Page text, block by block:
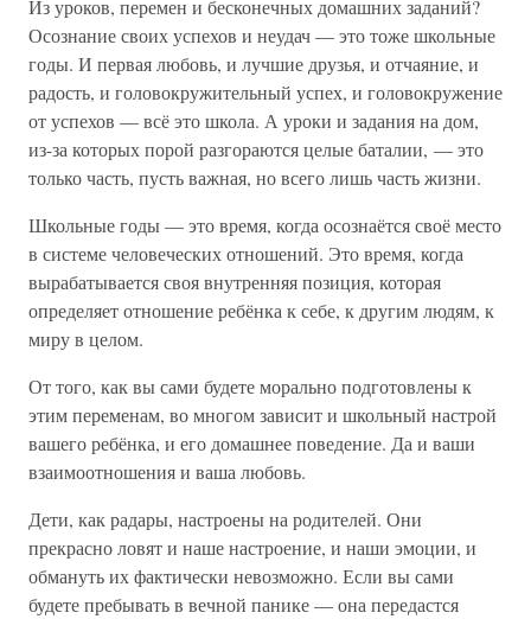
Из уроков, перемен и бесконечных домашних заданий?
Осознание своих успехов и неудач — это тоже школьные
годы. И первая любовь, и лучшие друзья, и отчаяние, и
радость, и головокружительный успех, и головокружение
от успехов — всё это школа. А уроки и задания на дом,
из-за которых порой разгораются целые баталии, — это
только часть, пусть важная, но всего лишь часть жизни.
Школьные годы — это время, когда осознаётся своё место
в системе человеческих отношений. Это время, когда
вырабатывается своя внутренняя позиция, которая
определяет отношение ребёнка к себе, к другим людям, к
миру в целом.
От того, как вы сами будете морально подготовлены к
этим переменам, во многом зависит и школьный настрой
вашего ребёнка, и его домашнее поведение. Да и ваши
взаимоотношения и ваша любовь.
Дети, как радары, настроены на родителей. Они
прекрасно ловят и наше настроение, и наши эмоции, и
обмануть их фактически невозможно. Если вы сами
будете пребывать в вечной панике — она передастся